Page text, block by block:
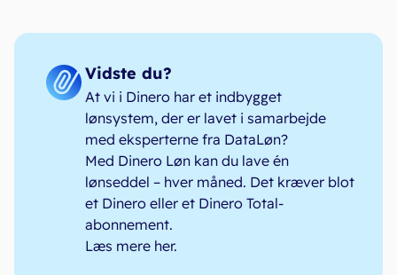
Vidste du?
At vi i Dinero har et indbygget
lønsystem, der er lavet i samarbejde
med eksperterne fra DataLøn?
Med Dinero Løn kan du lave én
lønseddel – hver måned. Det kræver blot
et Dinero eller et Dinero Total-
abonnement.
Læs mere her.